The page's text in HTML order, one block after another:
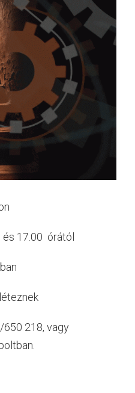
és 17.00 órától
218, vagy